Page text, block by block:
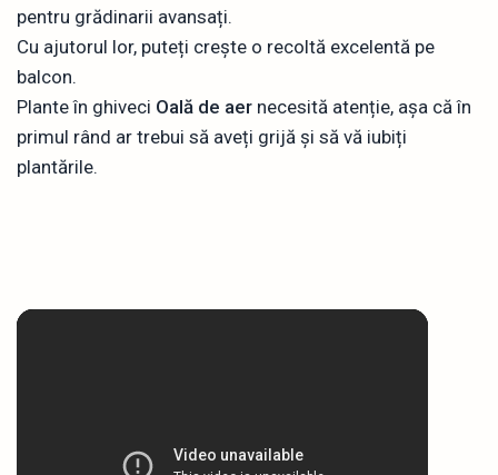
pentru grădinarii avansați.
Cu ajutorul lor, puteți crește o recoltă excelentă pe
balcon.
Plante în ghiveci Oală de aer necesită atenție, așa că în
primul rând ar trebui să aveți grijă și să vă iubiți
plantările.